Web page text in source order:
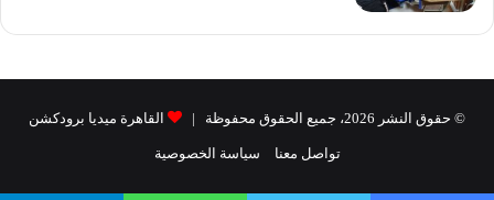
© حقوق النشر 2026، جميع الحقوق محفوظة | القاهرة ميديا برودكشن
تواصل معنا سياسة الخصوصية